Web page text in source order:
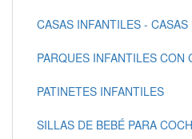
CASAS INFANTILES -
PARQUES INFANTILES CON
PATINETES INFANTILES
SILLAS DE BEBÉ PARA